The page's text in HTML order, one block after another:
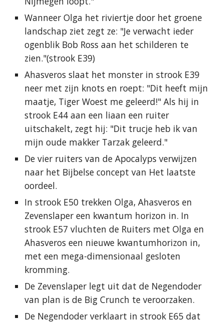
Wanneer Olga het riviertje door het groene
landschap ziet zegt ze: "Je verwacht ieder
ogenblik Bob Ross aan het schilderen te
zien."(strook E39)
Ahasveros slaat het monster in strook E39
neer met zijn knots en roept: "Dit heeft mijn
maatje, Tiger Woest me geleerd!" Als hij in
strook E44 aan een liaan een ruiter
uitschakelt, zegt hij: "Dit trucje heb ik van
mijn oude makker Tarzak geleerd."
De vier ruiters van de Apocalyps verwijzen
naar het Bijbelse concept van Het laatste
oordeel.
In strook E50 trekken Olga, Ahasveros en
Zevenslaper een kwantum horizon in. In
strook E57 vluchten de Ruiters met Olga en
Ahasveros een nieuwe kwantumhorizon in,
met een mega-dimensionaal gesloten
kromming.
De Zevenslaper legt uit dat de Negendoder
van plan is de Big Crunch te veroorzaken.
De Negendoder verklaart in strook E65 dat